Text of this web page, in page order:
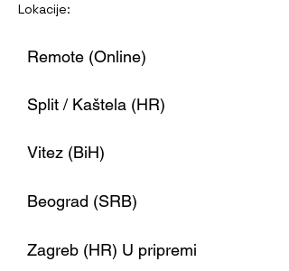
Lokacije:
Remote (Online)
Split / Kaštela (HR)
Vitez (BiH)
Beograd (SRB)
Zagreb (HR) U pripremi